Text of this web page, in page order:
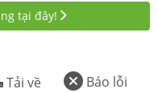
tại đây!
Báo lỗi
Tải về